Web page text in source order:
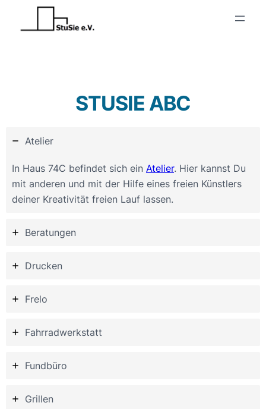
STUSIE ABC
Atelier
In Haus 74C befindet sich ein Atelier. Hier kannst Du
mit anderen und mit der Hilfe eines freien Künstlers
deiner Kreativität freien Lauf lassen.
Beratungen
Drucken
Frelo
Fahrradwerkstatt
Fundbüro
Grillen